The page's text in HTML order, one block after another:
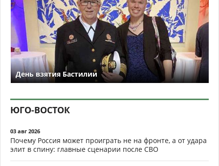
День взятия Бастилии
ЮГО-ВОСТОК
03 авг 2026
Почему Россия может проиграть не на фронте, а от удара
элит в спину: главные сценарии после СВО